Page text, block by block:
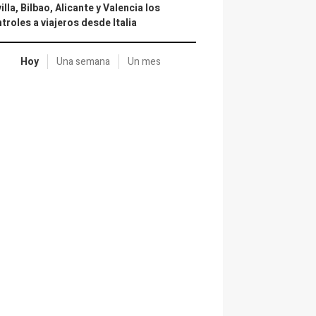
Bilbao, Alicante y Valencia los
a viajeros desde Italia
Hoy Una semana Un mes